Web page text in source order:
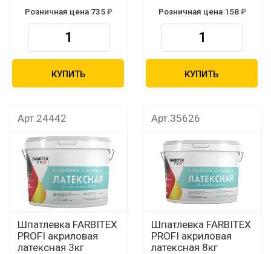
Розничная цена 735
КУПИТЬ
Розничная цена 158
КУПИТЬ
Арт.24442
Шпатлевка FARBITEX
PROFI акриловая
латексная 3кг
Арт.35626
Шпатлевка FARBITEX
PROFI акриловая
латексная 8кг